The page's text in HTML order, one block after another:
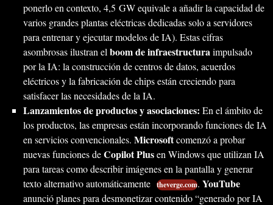
ponerlo en contexto, 4,5 GW equivale a añadir la capacidad de
varios grandes plantas eléctricas dedicadas solo a servidores
para entrenar y ejecutar modelos de IA). Estas cifras
asombrosas ilustran el boom de infraestructuraimpulsado
por la IA: la construcción de centros de datos, acuerdos
eléctricos y la fabricación de chips están creciendo para
satisfacer las necesidades de la IA.
Lanzamientos de productos y asociaciones: En el ámbito de
los productos, las empresas están incorporando funciones de IA
en servicios convencionales. Microsoftcomenzó a probar
nuevas funciones deCopilot Plusen Windows que utilizan IA
para tareas como describir imágenes en la pantalla y generar
texto alternativo automáticamente theverge.com. YouTube
anunció planes para desmonetizar contenido “generado por IA